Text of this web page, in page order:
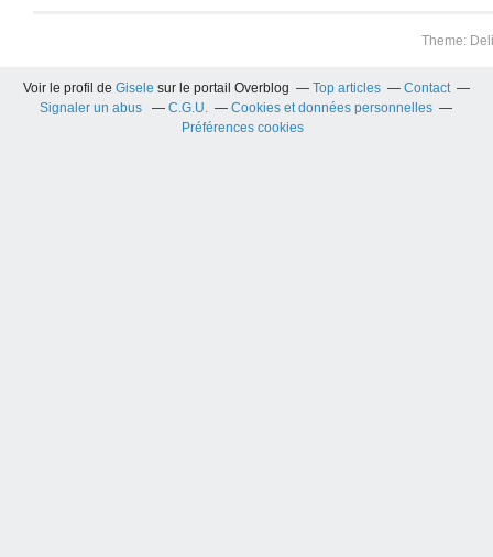
Theme:
Voir le profil de Gisele sur le portail Overblog Top articles
Contact
Signaler un abus
C.G.U.
Cookies et données personnelles
Préférences cookies